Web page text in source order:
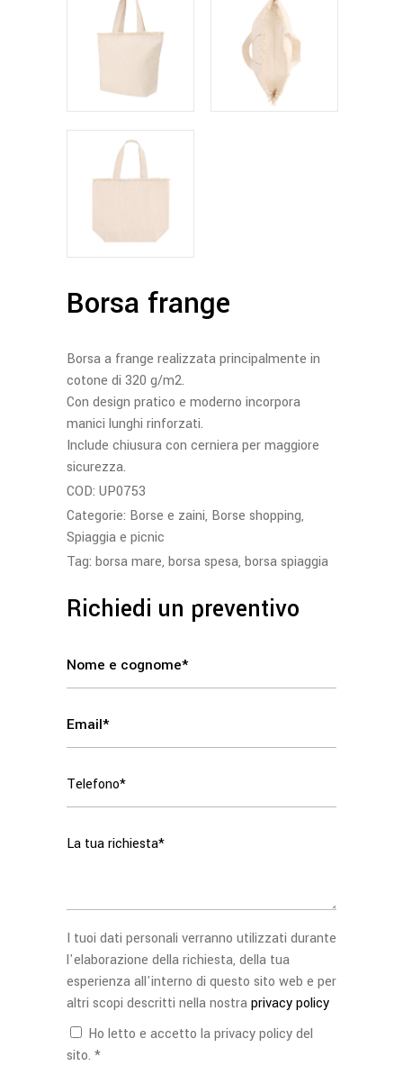
Borsa frange
Borsa a frange realizzata principalmente in
cotone di 320 g/m2.
Con design pratico e moderno incorpora
manici lunghi rinforzati.
Include chiusura con cerniera per maggiore
sicurezza.
COD: UP0753
Categorie: Borse e zaini, Borse shopping,
Spiaggia e picnic
Tag: borsa mare, borsa spesa, borsa spiaggia
Richiedi un preventivo
I tuoi dati personali verranno utilizzati durante
l'elaborazione della richiesta, della tua
esperienza all'interno di questo sito web e per
altri scopi descritti nella nostraprivacy policy
Ho letto e accetto la privacy policy del
sito. *